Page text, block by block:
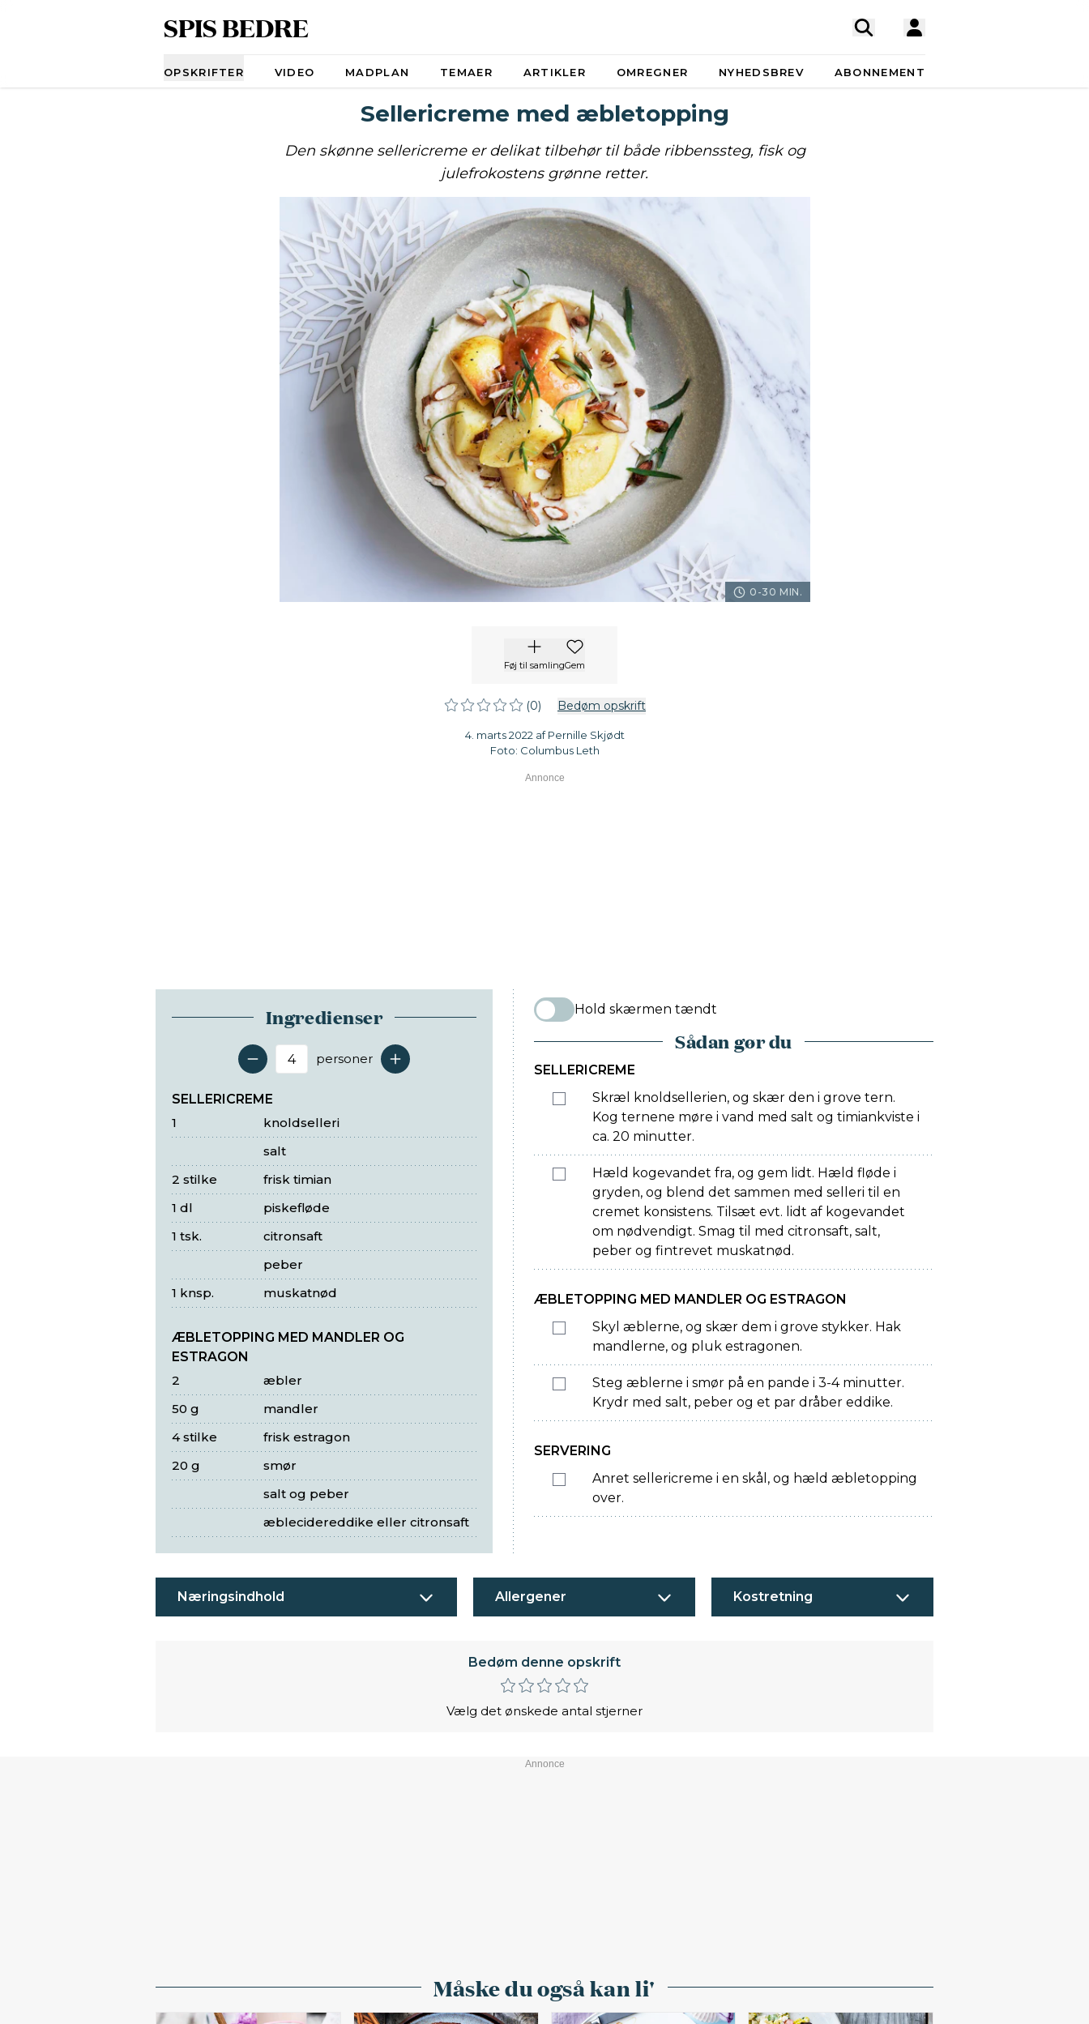
SPIS BEDRE
OPSKRIFTER VIDEO MADPLAN TEMAER ARTIKLER OMREGNER NYHEDSBREV ABONNEMENT
Sellericreme med æbletopping
Den skønne sellericreme er delikat tilbehør til både ribbenssteg, fisk og
julefrokostens grønne retter.
0-30 MIN.
Føj til samlingGem
(0) Bedøm opskrift
4. marts 2022 af Pernille Skjødt
Foto: Columbus Leth
Ingredienser
Antal serveringer
personer
SELLERICREME
knoldselleri
1
salt
frisk timian
2 stilke
piskefløde
1 dl
citronsaft
1 tsk.
peber
muskatnød
1 knsp.
ÆBLETOPPING MED MANDLER OG
ESTRAGON
æbler
2
mandler
50 g
frisk estragon
4 stilke
smør
20 g
salt og peber
æblecidereddike eller citronsaft
Hold skærmen tændt
Sådan gør du
SELLERICREME
Skræl knoldsellerien, og skær den i grove tern.
Kog ternene møre i vand med salt og timiankviste i
ca. 20 minutter.
Hæld kogevandet fra, og gem lidt. Hæld fløde i
gryden, og blend det sammen med selleri til en
cremet konsistens. Tilsæt evt. lidt af kogevandet
om nødvendigt. Smag til med citronsaft, salt,
peber og fintrevet muskatnød.
ÆBLETOPPING MED MANDLER OG ESTRAGON
Skyl æblerne, og skær dem i grove stykker. Hak
mandlerne, og pluk estragonen.
Steg æblerne i smør på en pande i 3-4 minutter.
Krydr med salt, peber og et par dråber eddike.
SERVERING
Anret sellericreme i en skål, og hæld æbletopping
over.
Næringsindhold Allergener Kostretning
Bedøm denne opskrift
Vælg det ønskede antal stjerner
Måske du også kan li'